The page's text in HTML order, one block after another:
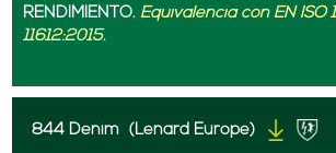
RENDIMIENTO. Equivalencia con EN ISO
11612:2015.
844 Denim (Lenard Europe)